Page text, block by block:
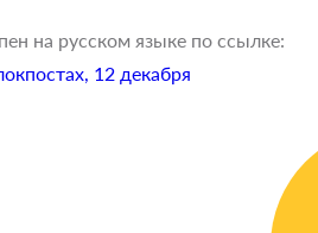
на русском языке по ссылке:
12 декабря